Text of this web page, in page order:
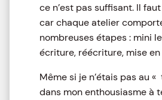
ce n’est pas suffisant. Il
car chaque atelier
nombreuses étapes : mini
écriture, réécriture, mise
Même si je n’étais pas au
dans mon enthousiasme à